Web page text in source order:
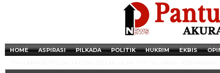
HOME ASPIRASI PILKADA POLITIK HUKRIM EKBIS